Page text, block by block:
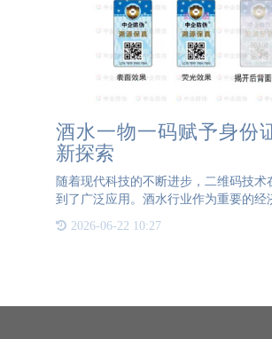
酒水一物一码赋予身份
新探索
随着现代科技的不断进步，二维码技术
到了广泛应用。酒水行业作为重要的经
码”系统。这一创新探索赋予了酒品以
2026-06-22 10:27